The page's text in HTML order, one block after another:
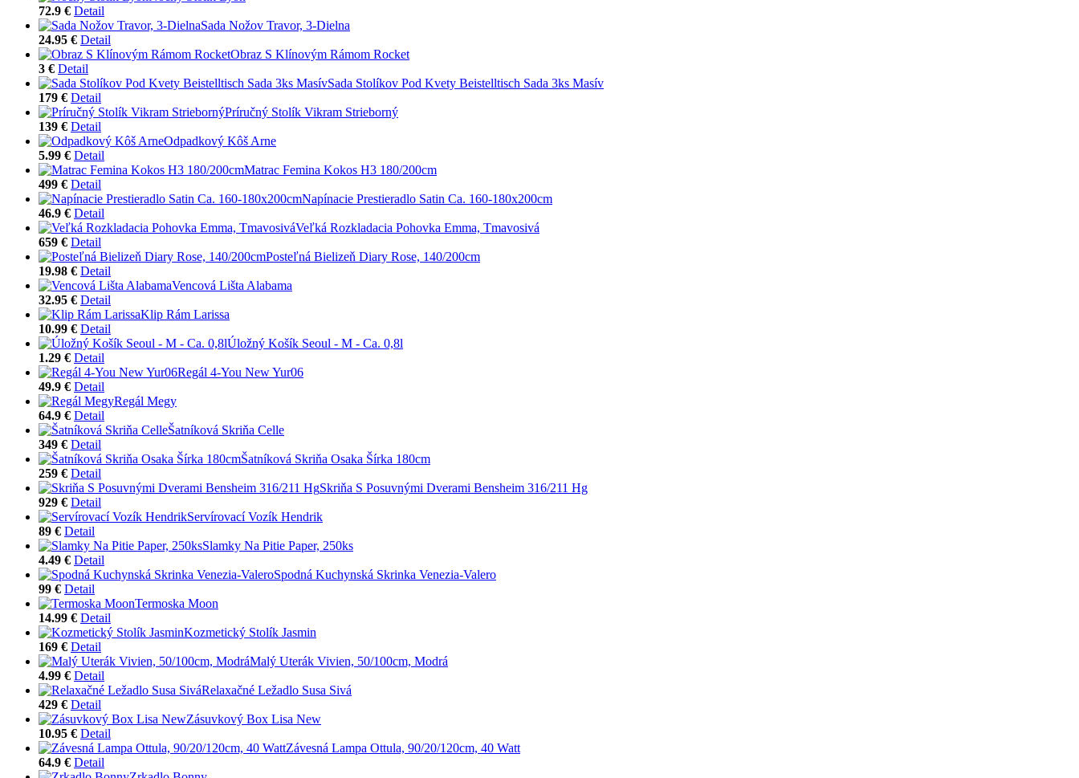
72.9 € Detail
Sada Nožov Travor, 3-Dielna
24.95 € Detail
Obraz S Klínovým Rámom Rocket
3 € Detail
Sada Stolíkov Pod Kvety Beistelltisch Sada 3ks Masív
179 € Detail
Príručný Stolík Vikram Strieborný
139 € Detail
Odpadkový Kôš Arne
5.99 € Detail
Matrac Femina Kokos H3 180/200cm
499 € Detail
Napínacie Prestieradlo Satin Ca. 160-180x200cm
46.9 € Detail
Veľká Rozkladacia Pohovka Emma, Tmavosivá
659 € Detail
Posteľná Bielizeň Diary Rose, 140/200cm
19.98 € Detail
Vencová Lišta Alabama
32.95 € Detail
Klip Rám Larissa
10.99 € Detail
Úložný Košík Seoul - M - Ca. 0,8l
1.29 € Detail
Regál 4-You New Yur06
49.9 € Detail
Regál Megy
64.9 € Detail
Šatníková Skriňa Celle
349 € Detail
Šatníková Skriňa Osaka Šírka 180cm
259 € Detail
Skriňa S Posuvnými Dverami Bensheim 316/211 Hg
929 € Detail
Servírovací Vozík Hendrik
89 € Detail
Slamky Na Pitie Paper, 250ks
4.49 € Detail
Spodná Kuchynská Skrinka Venezia-Valero
99 € Detail
Termoska Moon
14.99 € Detail
Kozmetický Stolík Jasmin
169 € Detail
Malý Uterák Vivien, 50/100cm, Modrá
4.99 € Detail
Relaxačné Ležadlo Susa Sivá
429 € Detail
Zásuvkový Box Lisa New
10.95 € Detail
Závesná Lampa Ottula, 90/20/120cm, 40 Watt
64.9 € Detail